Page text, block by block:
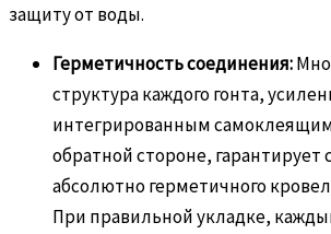
защиту от воды.
Герметичность соединения:
структура каждого гонта,
интегрированным
обратной стороне, гарантирует
абсолютно герметичного
При правильной укладке,